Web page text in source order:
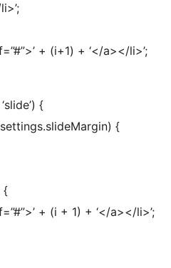
+ (i+1) + ‘</a></li>’;
{
{
{
+ (i + 1) + ‘</a></li>’;